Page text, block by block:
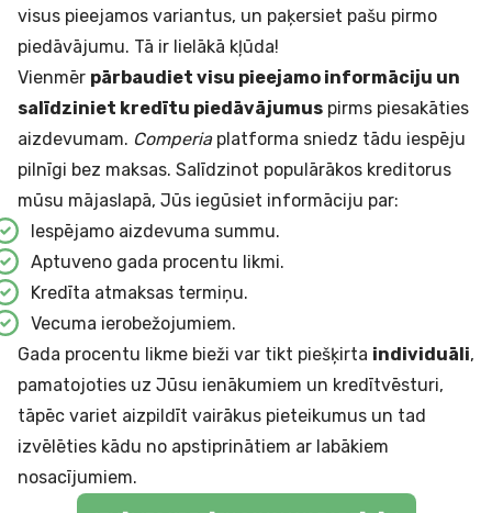
visus pieejamos variantus, un paķersiet pašu pirmo
piedāvājumu. Tā ir lielākā kļūda!
Vienmēr pārbaudiet visu pieejamo informāciju un
salīdziniet kredītu piedāvājumus pirms piesakāties
aizdevumam. Comperia platforma sniedz tādu iespēju
pilnīgi bez maksas. Salīdzinot populārākos kreditorus
mūsu mājaslapā, Jūs iegūsiet informāciju par:
Iespējamo aizdevuma summu.
Aptuveno gada procentu likmi.
Kredīta atmaksas termiņu.
Vecuma ierobežojumiem.
Gada procentu likme bieži var tikt piešķirta individuāli,
pamatojoties uz Jūsu ienākumiem un kredītvēsturi,
tāpēc variet aizpildīt vairākus pieteikumus un tad
izvēlēties kādu no apstiprinātiem ar labākiem
nosacījumiem.